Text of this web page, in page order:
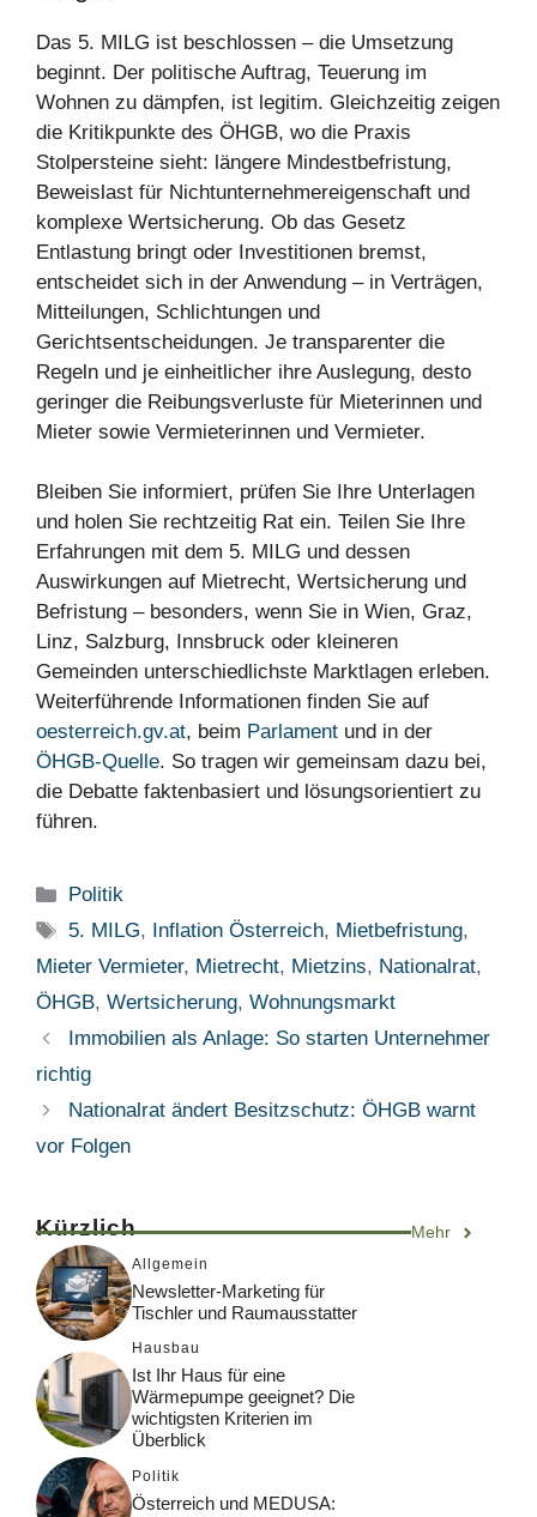
Das 5. MILG ist beschlossen – die Umsetzung
beginnt. Der politische Auftrag, Teuerung im
Wohnen zu dämpfen, ist legitim. Gleichzeitig zeigen
die Kritikpunkte des ÖHGB, wo die Praxis
Stolpersteine sieht: längere Mindestbefristung,
Beweislast für Nichtunternehmereigenschaft und
komplexe Wertsicherung. Ob das Gesetz
Entlastung bringt oder Investitionen bremst,
entscheidet sich in der Anwendung – in Verträgen,
Mitteilungen, Schlichtungen und
Gerichtsentscheidungen. Je transparenter die
Regeln und je einheitlicher ihre Auslegung, desto
geringer die Reibungsverluste für Mieterinnen und
Mieter sowie Vermieterinnen und Vermieter.
Bleiben Sie informiert, prüfen Sie Ihre Unterlagen
und holen Sie rechtzeitig Rat ein. Teilen Sie Ihre
Erfahrungen mit dem 5. MILG und dessen
Auswirkungen auf Mietrecht, Wertsicherung und
Befristung – besonders, wenn Sie in Wien, Graz,
Linz, Salzburg, Innsbruck oder kleineren
Gemeinden unterschiedlichste Marktlagen erleben.
Weiterführende Informationen finden Sie auf
oesterreich.gv.at, beim Parlament und in der
ÖHGB-Quelle. So tragen wir gemeinsam dazu bei,
die Debatte faktenbasiert und lösungsorientiert zu
führen.
Kategorien
Politik
Schlagwörter
5. MILG, Inflation Österreich, Mietbefristung,
Mieter Vermieter, Mietrecht, Mietzins, Nationalrat,
ÖHGB, Wertsicherung, Wohnungsmarkt
Immobilien als Anlage: So starten Unternehmer
richtig
Nationalrat ändert Besitzschutz: ÖHGB warnt
vor Folgen
Kürzlich Mehr
Allgemein
Newsletter-Marketing für
Tischler und Raumausstatter
Hausbau
Ist Ihr Haus für eine
Wärmepumpe geeignet? Die
wichtigsten Kriterien im
Überblick
Politik
Österreich und MEDUSA: